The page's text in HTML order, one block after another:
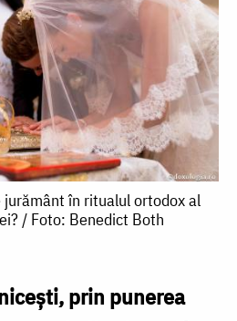
jurământ în ritualul ortodox al
/ Foto: Benedict Both
prin punerea